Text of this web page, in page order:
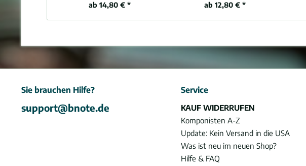
ab 14,80 € * ab 12,80 € *
Sie brauchen Hilfe?
support@bnote.de
Service
KAUF WIDERRUFEN
Komponisten A-Z
Update: Kein Versand in die USA
Was ist neu im neuen Shop?
Hilfe & FAQ